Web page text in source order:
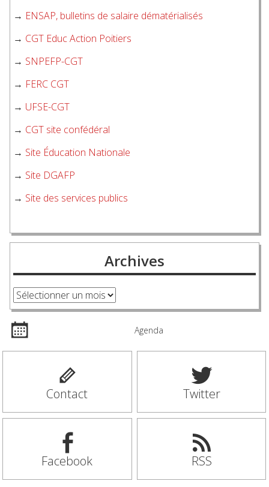
→ ENSAP, bulletins de salaire dématérialisés
→ CGT Educ Action Poitiers
→ SNPEFP-CGT
→ FERC CGT
→ UFSE-CGT
→ CGT site confédéral
→ Site Éducation Nationale
→ Site DGAFP
→ Site des services publics
Archives
Archives
Agenda
Contact Twitter
Facebook RSS